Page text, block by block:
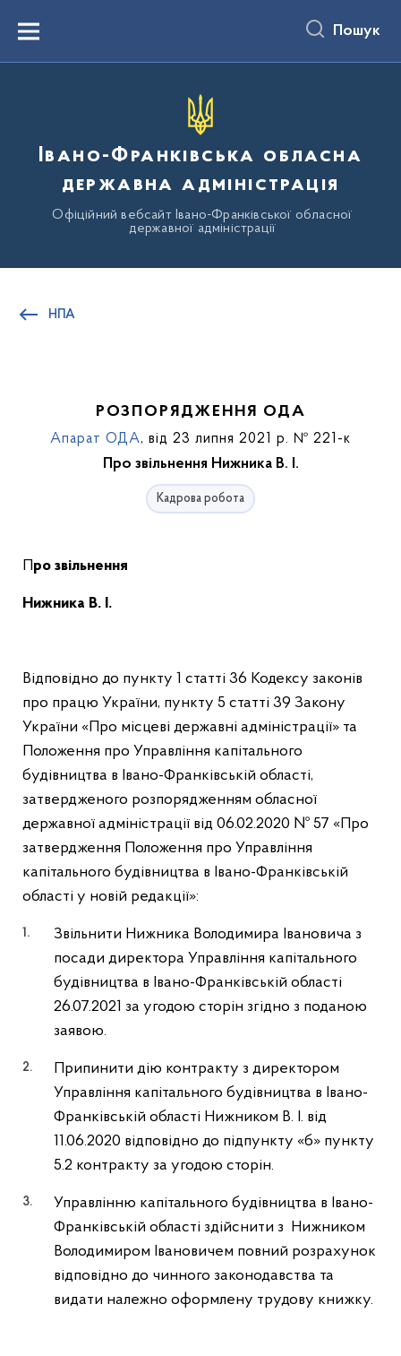
вмістуMenu Пошук
Івано-Франківська обласна
державна адміністрація
Офіційний вебсайт Івано-Франківської обласної
державної адміністрації
НПА
РОЗПОРЯДЖЕННЯ ОДА
Апарат ОДА, від 23 липня 2021 р. № 221-к
Про звільнення Нижника В. І.
Кадрова робота
Про звільнення
Нижника В. І.
Відповідно до пункту 1 статті 36 Кодексу законів
про працю України, пункту 5 статті 39 Закону
України «Про місцеві державні адміністрації» та
Положення про Управління капітального
будівництва в Івано-Франківській області,
затвердженого розпорядженням обласної
державної адміністрації від 06.02.2020 № 57 «Про
затвердження Положення про Управління
капітального будівництва в Івано-Франківській
області у новій редакції»:
Звільнити Нижника Володимира Івановича з
посади директора Управління капітального
будівництва в Івано-Франківській області
26.07.2021 за угодою сторін згідно з поданою
заявою.
Припинити дію контракту з директором
Управління капітального будівництва в Івано-
Франківській області Нижником В. І. від
11.06.2020 відповідно до підпункту «б» пункту
5.2 контракту за угодою сторін.
Управлінню капітального будівництва в Івано-
Франківській області здійснити з Нижником
Володимиром Івановичем повний розрахунок
відповідно до чинного законодавства та
видати належно оформлену трудову книжку.